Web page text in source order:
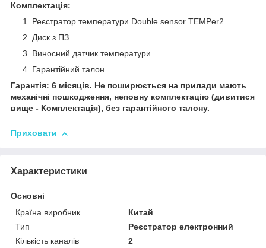
Комплектація:
Реєстратор температури Double sensor TEMPer2
Диск з ПЗ
Виносний датчик температури
Гарантійний талон
Гарантія: 6 місяців. Не поширюється на прилади мають
механічні пошкодження, неповну комплектацію (дивитися
вище - Комплектація), без гарантійного талону.
Приховати
Характеристики
Основні
Країна виробник
Китай
Тип
Реєстратор електронний
Кількість каналів
2